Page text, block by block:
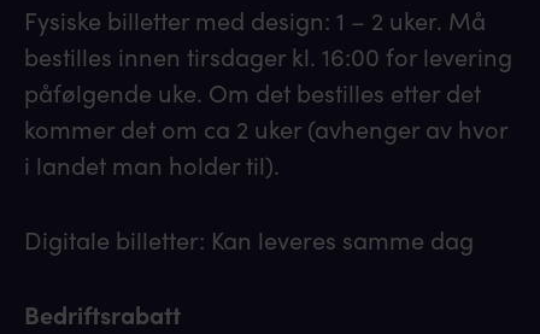
Fysiske billetter med design: 1 – 2 uker. Må
bestilles innen tirsdager kl. 16:00 for levering
påfølgende uke. Om det bestilles etter det
kommer det om ca 2 uker (avhenger av hvor
i landet man holder til).
Digitale billetter: Kan leveres samme dag
Bedriftsrabatt